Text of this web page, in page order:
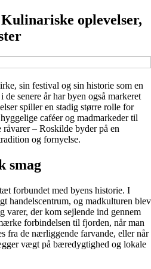
oplevelser,
sin festival og sin historie som en
senere år har byen også markeret
spiller en stadig større rolle for
caféer og madmarkeder til
– Roskilde byder på en
og fornyelse.
smag
forbundet med byens historie. I
handelscentrum, og madkulturen blev
varer, der kom sejlende ind gennem
forbindelsen til fjorden, når man
fra de nærliggende farvande, eller når
vægt på bæredygtighed og lokale